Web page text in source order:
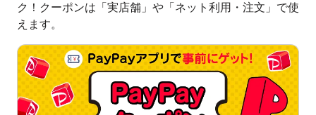
ク！クーポンは「実店舗」や「ネット利用・注文」で使
えます。